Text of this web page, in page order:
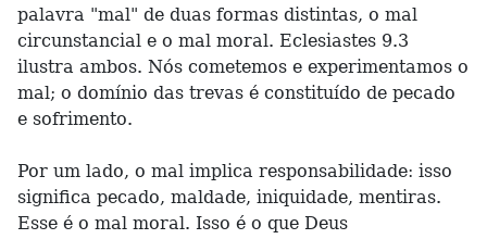
palavra "mal" de duas formas distintas, o mal
circunstancial e o mal moral. Eclesiastes 9.3
ilustra ambos. Nós cometemos e experimentamos o
mal; o domínio das trevas é constituído de pecado
e sofrimento.
Por um lado, o mal implica responsabilidade: isso
significa pecado, maldade, iniquidade, mentiras.
Esse é o mal moral. Isso é o que Deus